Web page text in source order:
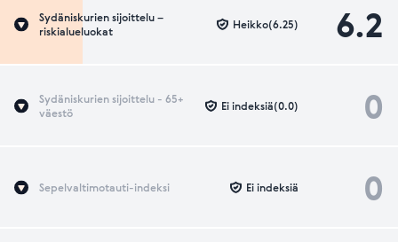
Sydäniskurien sijoittelu –
riskialueluokat
6.2
Heikko(6.25)
Sydäniskurien sijoittelu - 65+
väestö
0
Ei indeksiä(0.0)
Sepelvaltimotauti-indeksi 0
Ei indeksiä